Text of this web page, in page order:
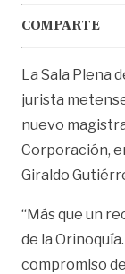
COMPARTE
La Sala Plena
jurista
nuevo
Corporación,
Giraldo
“Más que un
de la
compromiso